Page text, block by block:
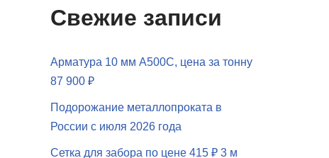
Свежие записи
Арматура 10 мм А500С, цена за тонну
87 900 ₽
Подорожание металлопроката в
России с июля 2026 года
Сетка для забора по цене 415 ₽ 3 м